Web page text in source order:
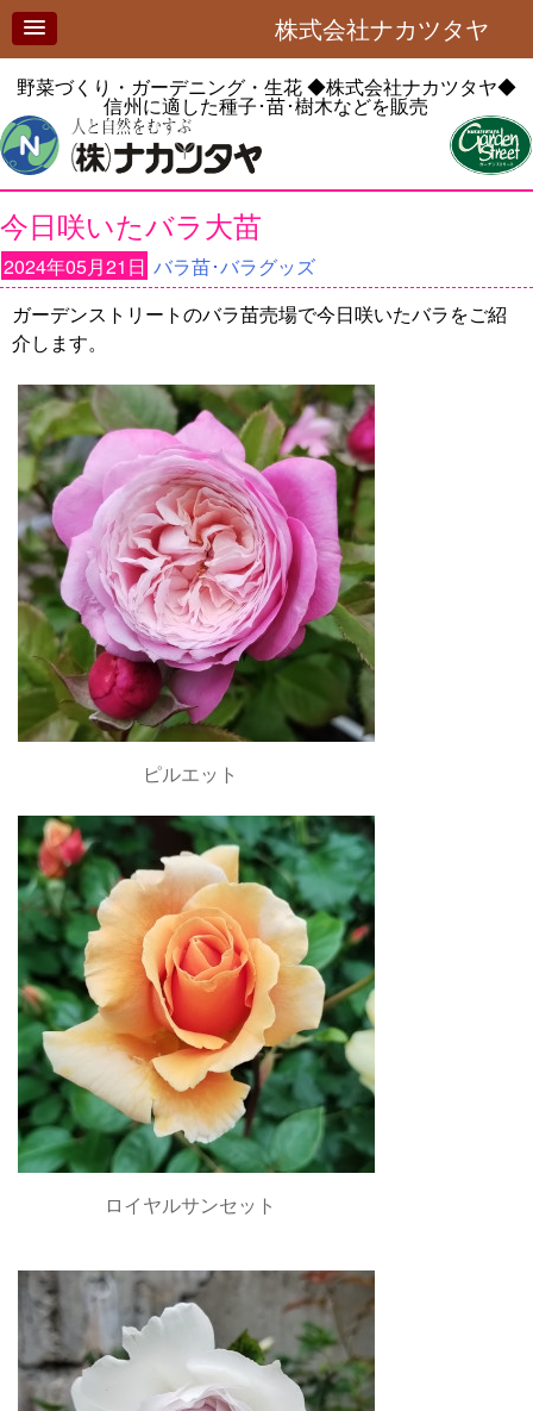
株式会社ナカツタヤ
野菜づくり・ガーデニング・生花◆株式会社ナカツタヤ◆
信州に適した種子･苗･樹木などを販売
今日咲いたバラ大苗
2024年05月21日 バラ苗･バラグッズ
ガーデンストリートのバラ苗売場で今日咲いたバラをご紹
介します。
ピルエット
ロイヤルサンセット